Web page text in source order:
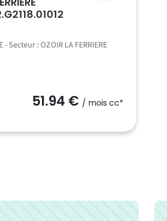
- Secteur : OZOIR LA FERRIERE
51.94 € / mois cc*